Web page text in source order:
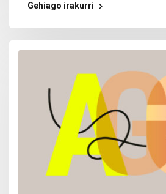
Gehiago irakurri